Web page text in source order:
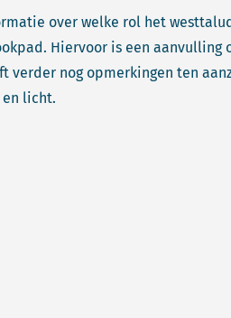
over welke rol het
Hiervoor is een
verder nog opmerkingen ten
licht.